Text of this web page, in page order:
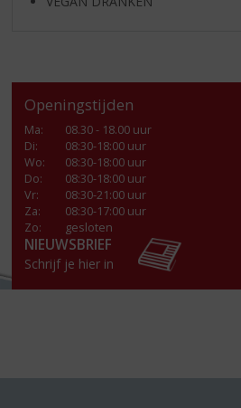
Openingstijden
Ma:
08.30 - 18.00 uur
Di:
08:30-18:00 uur
Wo:
08:30-18:00 uur
Do:
08:30-18:00 uur
Vr:
08:30-21:00 uur
Za:
08:30-17:00 uur
Zo:
gesloten
NIEUWSBRIEF
Schrijf je hier in